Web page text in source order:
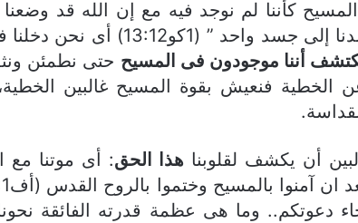
كأننا لم نوجد فيه مع إن الله قد
يقول الرسول بولس ” لأننا
أننا موجودون فى المسيح حتى نطمئن
الخطية فنعيش بقوة المسيح غالبين
أن يكشف لقلوبنا هذا الحق: أى موتنا مع
دعوتكم.. وما هى عظمة قدرته